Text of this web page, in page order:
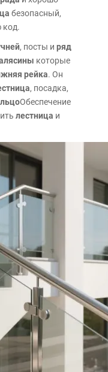
безопасный,
, посты и ряд
которые
рейка. Он
, посадка,
Обеспечение
лестница и